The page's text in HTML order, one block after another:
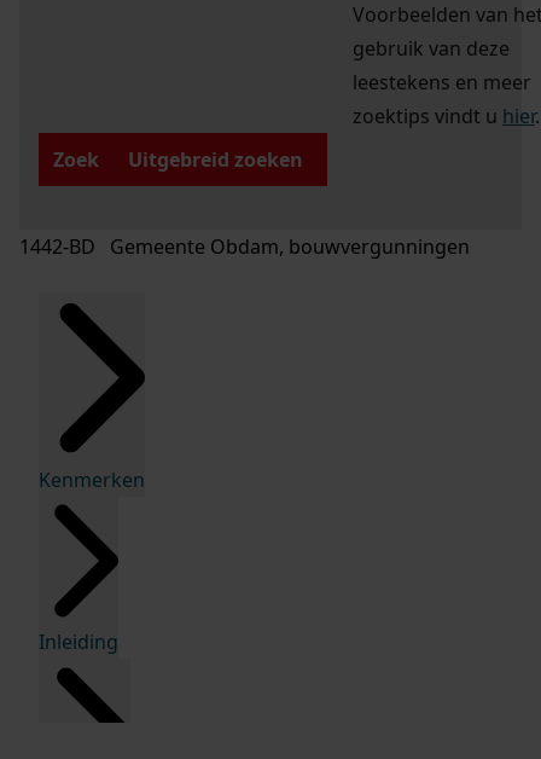
Voorbeelden van
gebruik van deze
leestekens en meer
zoektips vindt u hier.
Zoek
Uitgebreid zoeken
1442-BD Gemeente Obdam, bouwvergunningen
Kenmerken
Inleiding